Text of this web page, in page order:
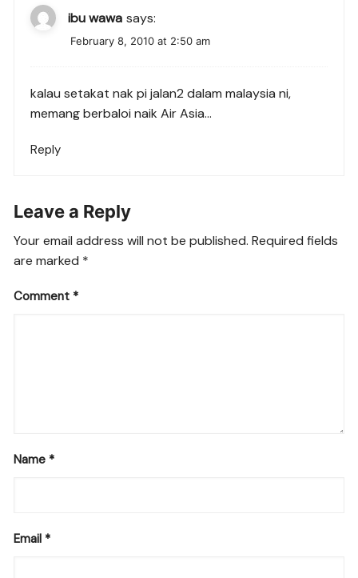
ibu wawa says:
February 8, 2010 at 2:50 am
kalau setakat nak pi jalan2 dalam malaysia ni,
memang berbaloi naik Air Asia…
Reply
Leave a Reply
Your email address will not be published. Required fields
are marked *
Comment *
Name *
Email *